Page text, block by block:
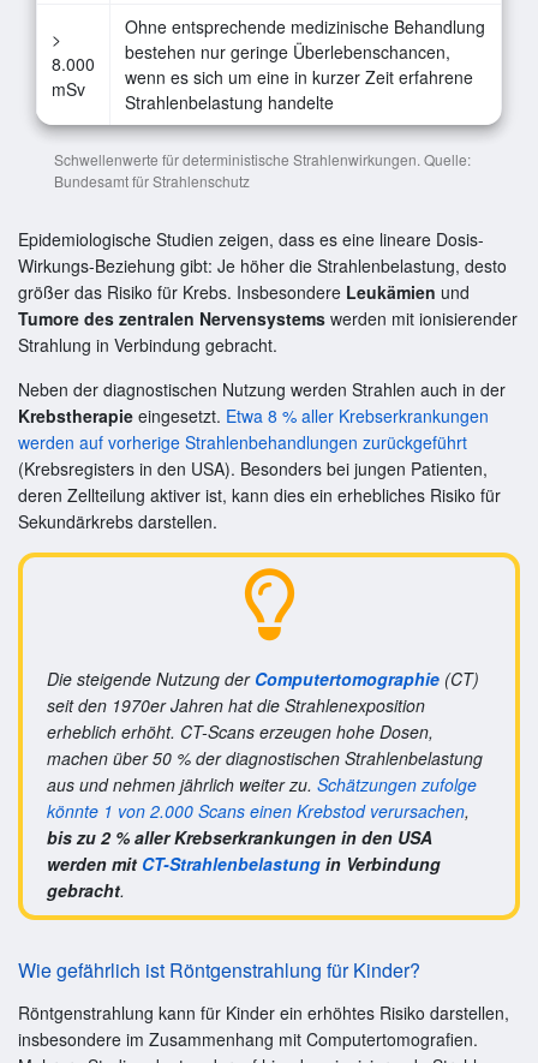
>
8.000
mSv
Ohne entsprechende medizinische Behandlung
bestehen nur geringe Überlebenschancen,
wenn es sich um eine in kurzer Zeit erfahrene
Strahlenbelastung handelte
Schwellenwerte für deterministische Strahlenwirkungen. Quelle:
Bundesamt für Strahlenschutz
Epidemiologische Studien zeigen, dass es eine lineare Dosis-
Wirkungs-Beziehung gibt: Je höher die Strahlenbelastung, desto
größer das Risiko für Krebs. Insbesondere Leukämien und
Tumore des zentralen Nervensystems werden mit ionisierender
Strahlung in Verbindung gebracht.
Neben der diagnostischen Nutzung werden Strahlen auch in der
Krebstherapie eingesetzt. Etwa 8 % aller Krebserkrankungen
werden auf vorherige Strahlenbehandlungen zurückgeführt
(Krebsregisters in den USA). Besonders bei jungen Patienten,
deren Zellteilung aktiver ist, kann dies ein erhebliches Risiko für
Sekundärkrebs darstellen.
Die steigende Nutzung der Computertomographie (CT)
seit den 1970er Jahren hat die Strahlenexposition
erheblich erhöht. CT-Scans erzeugen hohe Dosen,
machen über 50 % der diagnostischen Strahlenbelastung
aus und nehmen jährlich weiter zu. Schätzungen zufolge
könnte 1 von 2.000 Scans einen Krebstod verursachen,
bis zu 2 % aller Krebserkrankungen in den USA
werden mit CT-Strahlenbelastung in Verbindung
gebracht.
Wie gefährlich ist Röntgenstrahlung für Kinder?
Röntgenstrahlung kann für Kinder ein erhöhtes Risiko darstellen,
insbesondere im Zusammenhang mit Computertomografien.